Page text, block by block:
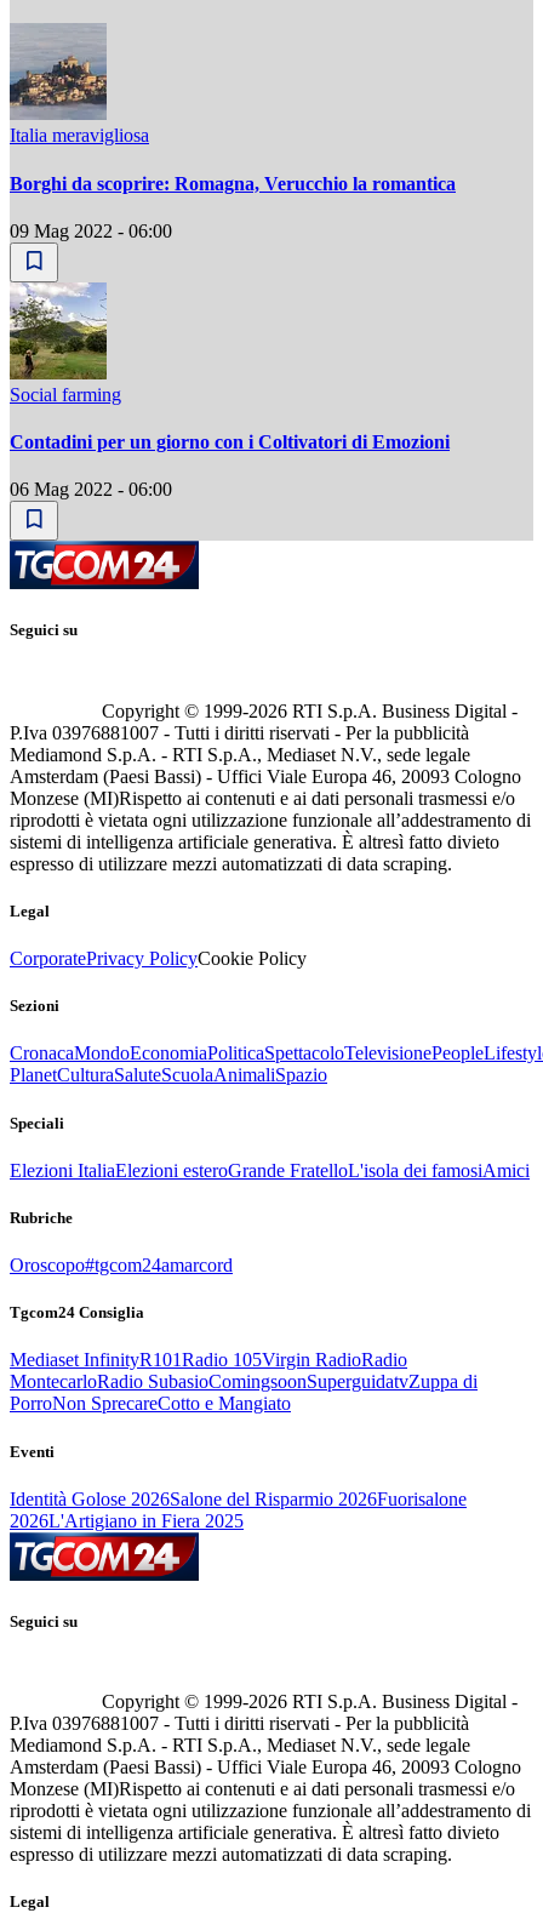
Italia meravigliosa
Borghi da scoprire: Romagna, Verucchio la romantica
09 Mag 2022 - 06:00
Social farming
Contadini per un giorno con i Coltivatori di Emozioni
06 Mag 2022 - 06:00
Seguici su
Copyright © 1999-2026 RTI S.p.A. Business Digital -
P.Iva 03976881007 - Tutti i diritti riservati - Per la pubblicità
Mediamond S.p.A. - RTI S.p.A., Mediaset N.V., sede legale
Amsterdam (Paesi Bassi) - Uffici Viale Europa 46, 20093 Cologno
Monzese (MI)Rispetto ai contenuti e ai dati personali trasmessi e/o
riprodotti è vietata ogni utilizzazione funzionale all’addestramento di
sistemi di intelligenza artificiale generativa. È altresì fatto divieto
espresso di utilizzare mezzi automatizzati di data scraping.
Legal
CorporatePrivacy PolicyCookie Policy
Sezioni
CronacaMondoEconomiaPoliticaSpettacoloTelevisionePeople
PlanetCulturaSaluteScuolaAnimaliSpazio
Speciali
Elezioni ItaliaElezioni esteroGrande FratelloL'isola dei famosiAmici
Rubriche
Oroscopo#tgcom24amarcord
Tgcom24 Consiglia
Mediaset InfinityR101Radio 105Virgin RadioRadio
MontecarloRadio SubasioComingsoonSuperguidatvZuppa di
PorroNon SprecareCotto e Mangiato
Eventi
Identità Golose 2026Salone del Risparmio 2026Fuorisalone
2026L'Artigiano in Fiera 2025
Seguici su
Copyright © 1999-2026 RTI S.p.A. Business Digital -
P.Iva 03976881007 - Tutti i diritti riservati - Per la pubblicità
Mediamond S.p.A. - RTI S.p.A., Mediaset N.V., sede legale
Amsterdam (Paesi Bassi) - Uffici Viale Europa 46, 20093 Cologno
Monzese (MI)Rispetto ai contenuti e ai dati personali trasmessi e/o
riprodotti è vietata ogni utilizzazione funzionale all’addestramento di
sistemi di intelligenza artificiale generativa. È altresì fatto divieto
espresso di utilizzare mezzi automatizzati di data scraping.
Legal